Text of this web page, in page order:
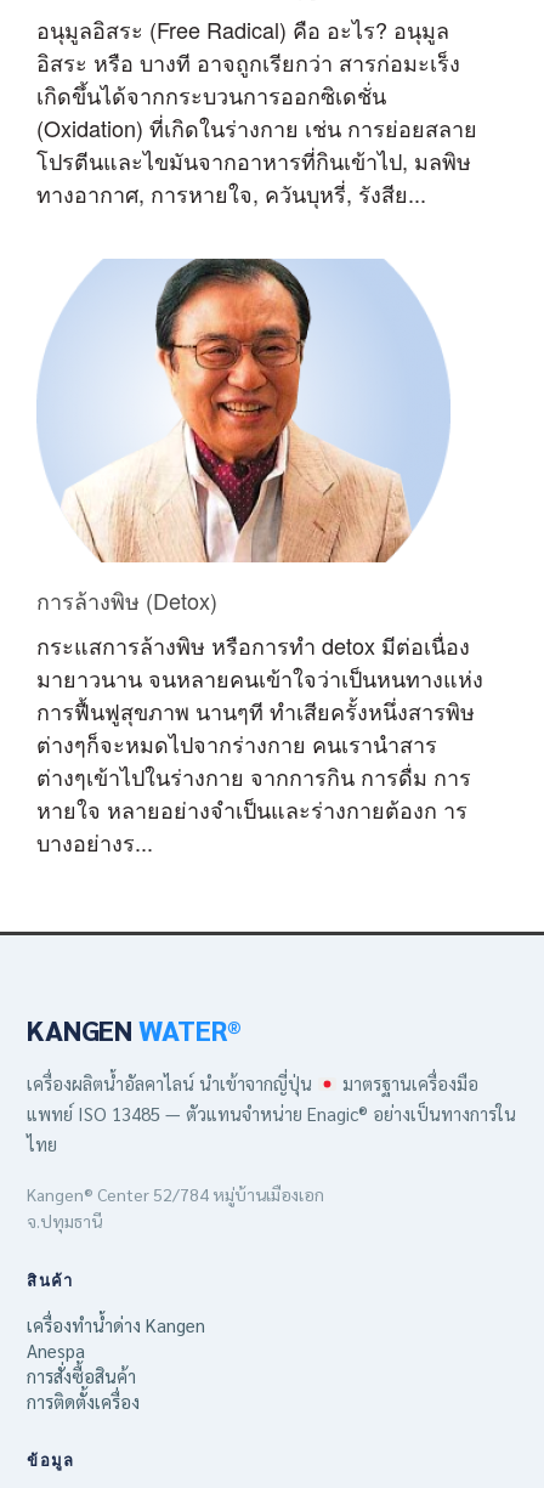
อนุมูลอิสระ (Free Radical) คือ อะไร? อนุมูล
อิสระ หรือ บางที อาจถูกเรียกว่า สารก่อมะเร็ง
เกิดขึ้นได้จากกระบวนการออกซิเดชั่น
(Oxidation) ที่เกิดในร่างกาย เช่น การย่อยสลาย
โปรตีนและไขมันจากอาหารที่กินเข้าไป, มลพิษ
ทางอากาศ, การหายใจ, ควันบุหรี่, รังสีย...
การล้างพิษ (Detox)
กระแสการล้างพิษ หรือการทำ detox มีต่อเนื่อง
มายาวนาน จนหลายคนเข้าใจว่าเป็นหนทางแห่ง
การฟื้นฟูสุขภาพ นานๆที ทำเสียครั้งหนึ่งสารพิษ
ต่างๆก็จะหมดไปจากร่างกาย คนเรานำสาร
ต่างๆเข้าไปในร่างกาย จากการกิน การดื่ม การ
หายใจ หลายอย่างจำเป็นและร่างกายต้องก าร
บางอย่างร...
KANGEN WATER®
เครื่องผลิตน้ำอัลคาไลน์ นำเข้าจากญี่ปุ่น
มาตรฐานเครื่องมือ
แพทย์ ISO 13485 — ตัวแทนจำหน่าย Enagic® อย่างเป็นทางการใน
ไทย
Kangen® Center 52/784 หมู่บ้านเมืองเอก
จ.ปทุมธานี
สินค้า
เครื่องทำน้ำด่าง Kangen
Anespa
การสั่งซื้อสินค้า
การติดตั้งเครื่อง
ข้อมูล